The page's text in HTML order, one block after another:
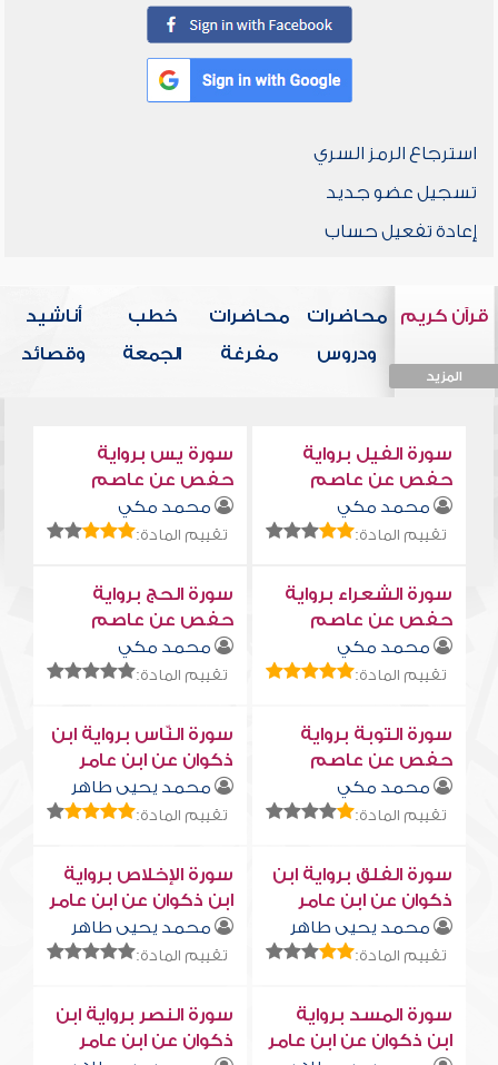
استرجاع الرمز السري
تسجيل عضو جديد
إعادة تفعيل حساب
قرآن كريم
المزيد
محاضرات
ودروس
محاضرات
مفرغة
خطب
الجمعة
أناشيد
وقصائد
سورة الفيل برواية
حفص عن عاصم
محمد مكي
تقييم المادة:
سورة يس برواية
حفص عن عاصم
محمد مكي
تقييم المادة:
سورة الشعراء برواية
حفص عن عاصم
محمد مكي
تقييم المادة:
سورة الحج برواية
حفص عن عاصم
محمد مكي
تقييم المادة:
سورة التوبة برواية
حفص عن عاصم
محمد مكي
تقييم المادة:
سورة النّاس برواية ابن
ذكوان عن ابن عامر
محمد يحيى طاهر
تقييم المادة:
سورة الفلق برواية ابن
ذكوان عن ابن عامر
محمد يحيى طاهر
تقييم المادة:
سورة الإخلاص برواية
ابن ذكوان عن ابن عامر
محمد يحيى طاهر
تقييم المادة:
سورة المسد برواية
ابن ذكوان عن ابن عامر
سورة النصر برواية ابن
ذكوان عن ابن عامر